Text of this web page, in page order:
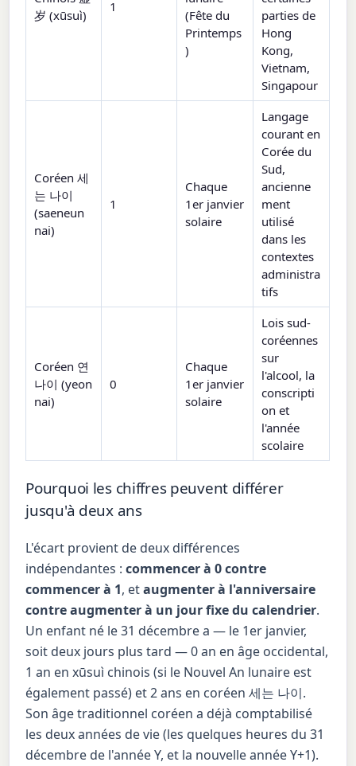
岁 (xūsuì)
1
(Fête du
Printemps
)
parties de
Hong
Kong,
Vietnam,
Singapour
Coréen 세
는 나이
(saeneun
nai)
1
Chaque
1er janvier
solaire
Langage
courant en
Corée du
Sud,
ancienne
ment
utilisé
dans les
contextes
administra
tifs
Coréen 연
나이 (yeon
nai)
0
Chaque
1er janvier
solaire
Lois sud-
coréennes
sur
l'alcool, la
conscripti
on et
l'année
scolaire
Pourquoi les chiffres peuvent différer
jusqu'à deux ans
L'écart provient de deux différences
indépendantes :commencer à 0 contre
commencer à 1, etaugmenter à l'anniversaire
contre augmenter à un jour fixe du calendrier.
Un enfant né le 31 décembre a — le 1er janvier,
soit deux jours plus tard — 0 an en âge occidental,
1 an en xūsuì chinois (si le Nouvel An lunaire est
également passé) et 2 ans en coréen 세는 나이.
Son âge traditionnel coréen a déjà comptabilisé
les deux années de vie (les quelques heures du 31
décembre de l'année Y, et la nouvelle année Y+1).